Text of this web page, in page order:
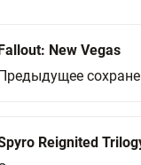
New Vegas
Reignited